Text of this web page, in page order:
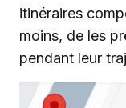
itinéraires
moins, de les
pendant leur